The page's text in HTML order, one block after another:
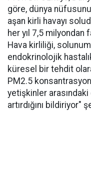
göre, dünya
aşan kirli havayı
her yıl 7,5 milyondan
Hava kirliliği,
endokrinolojik
küresel bir tehdit
PM2.5
yetişkinler arasındaki
artırdığını bildiriyor"